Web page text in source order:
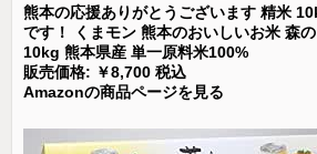
熊本の応援ありがとうございます 精米
です！ くまモン 熊本のおいしいお米 森
10kg 熊本県産 単一原料米100%
販売価格: ￥8,700 税込
Amazonの商品ページを見る